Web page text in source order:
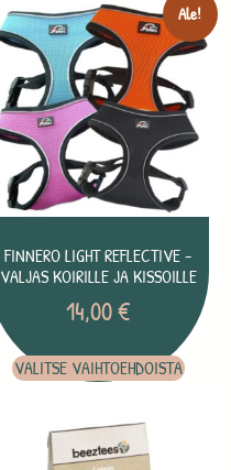
Ale!
FINNERO LIGHT REFLECTIVE -
VALJAS KOIRILLE JA KISSOILLE
14,00€
VALITSE VAIHTOEHDOISTA